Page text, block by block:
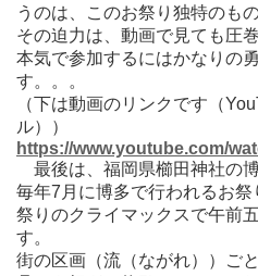
うのは、このお祭り独特のも
その迫力は、動画で見ても圧
本気で参加するにはかなりの
す。。。
（下は動画のリンクです（
ル））
https://www.youtube.com/
最後は、福岡県櫛田神社の
毎年7月に博多で行われるお祭
祭りのクライマックスで午前
す。
街の区画（流（ながれ））ご